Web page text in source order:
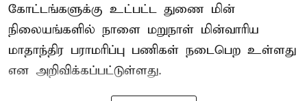
கோட்டங்களுக்கு உட்பட்ட துணை மின்
நிலையங்களில் நாளை மறுநாள் மின்வாரிய
மாதாந்திர பராமரிப்பு பணிகள் நடைபெற உள்ளது
என அறிவிக்கப்பட்டுள்ளது.